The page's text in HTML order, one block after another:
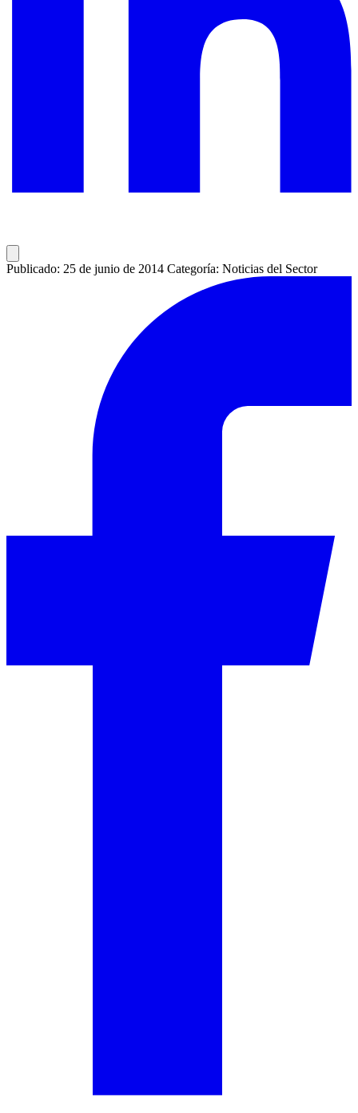
Publicado: 25 de junio de 2014 Categoría: Noticias del Sector